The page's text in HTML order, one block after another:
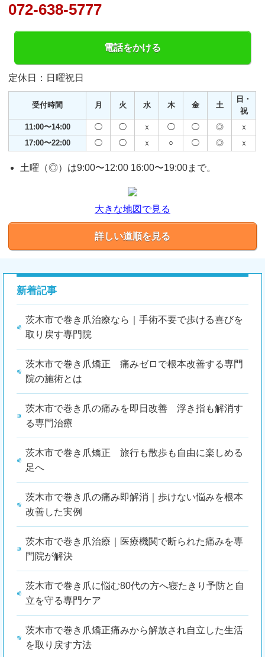
072-638-5777
電話をかける
定休日：日曜祝日
受付時間 月 火 水 木 金 土
日・
祝
11:00〜14:00
◯ ◯ ｘ ◯ ◯ ◎
ｘ
17:00〜22:00
◯ ◯ ｘ ○ ◯ ◎ ｘ
土曜（◎）は9:00〜12:00 16:00〜19:00まで。
大きな地図で見る
詳しい道順を見る
新着記事
茨木市で巻き爪治療なら｜手術不要で歩ける喜びを
取り戻す専門院
茨木市で巻き爪矯正 痛みゼロで根本改善する専門
院の施術とは
茨木市で巻き爪の痛みを即日改善 浮き指も解消す
る専門治療
茨木市で巻き爪矯正 旅行も散歩も自由に楽しめる
足へ
茨木市で巻き爪の痛み即解消｜歩けない悩みを根本
改善した実例
茨木市で巻き爪治療｜医療機関で断られた痛みを専
門院が解決
茨木市で巻き爪に悩む80代の方へ寝たきり予防と自
立を守る専門ケア
茨木市で巻き爪矯正痛みから解放され自立した生活
を取り戻す方法